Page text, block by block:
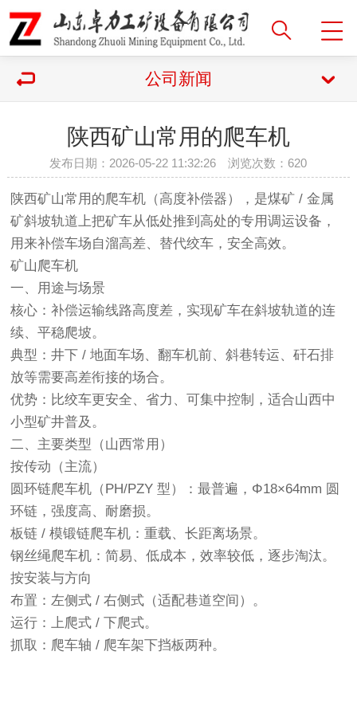
公司新闻
陕西矿山常用的爬车机
发布日期：2026-05-22 11:32:26 浏览次数： 620
陕西矿山常用的爬车机（高度补偿器），是煤矿 / 金属
矿斜坡轨道上把矿车从低处推到高处的专用调运设备，
用来补偿车场自溜高差、替代绞车，安全高效。
矿山爬车机
一、用途与场景
核心：补偿运输线路高度差，实现矿车在斜坡轨道的连
续、平稳爬坡。
典型：井下 / 地面车场、翻车机前、斜巷转运、矸石排
放等需要高差衔接的场合。
优势：比绞车更安全、省力、可集中控制，适合山西中
小型矿井普及。
二、主要类型（山西常用）
按传动（主流）
圆环链爬车机（PH/PZY 型）：最普遍，Φ18×64mm 圆
环链，强度高、耐磨损。
板链 / 模锻链爬车机：重载、长距离场景。
钢丝绳爬车机：简易、低成本，效率较低，逐步淘汰。
按安装与方向
布置：左侧式 / 右侧式（适配巷道空间）。
运行：上爬式 / 下爬式。
抓取：爬车轴 / 爬车架下挡板两种。